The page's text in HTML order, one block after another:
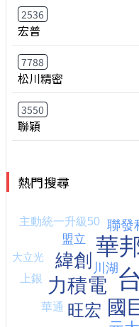
2536
宏普
7788
松川精密
3550
聯穎
熱門搜尋